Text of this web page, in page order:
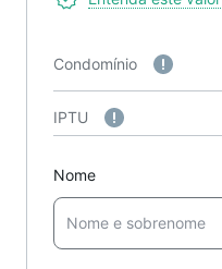
Condomínio
IPTU
Nome